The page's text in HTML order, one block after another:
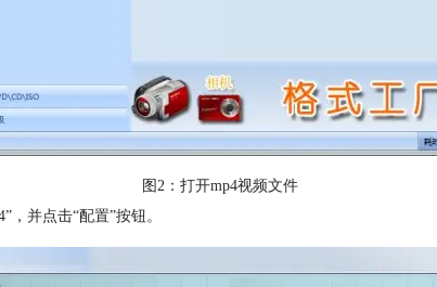
图2：打开mp4视频文件
，并点击“配置”按钮。